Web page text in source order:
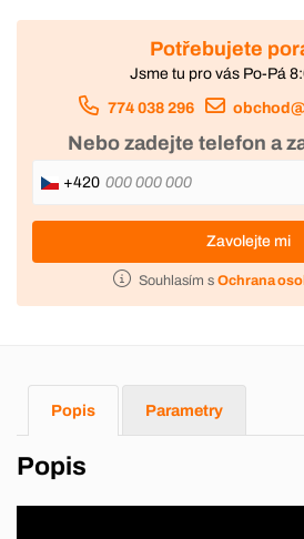
Potřebujete
Jsme tu pro vás Po-Pá
774 038 296
Nebo zadejte telefon a
+420
Zavolejte mi
Souhlasím s Ochrana
Popis Parametry
Popis